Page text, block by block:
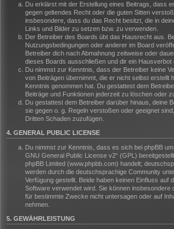
Du erklärst mit der Erstellung eines Beitrags, dass
gegen geltendes Recht oder die guten Sitten
insbesondere, dass du das Recht besitzt, die in
Links und Bilder zu setzen bzw. zu verwenden.
Der Betreiber des Boards übt das Hausrecht aus.
Nutzungsbedingungen oder anderer im Board
Betreiber dich nach Abmahnung zeitweise oder
dieses Boards ausschließen und dir ein Hausverbot
Du nimmst zur Kenntnis, dass der Betreiber keine
von Beiträgen übernimmt, die er nicht selbst erstellt
Kenntnis genommen hat. Du gestattest dem
Beiträge und Funktionen jederzeit zu löschen oder
Du gestattest dem Betreiber darüber hinaus, deine
sie gegen o. g. Regeln verstoßen oder geeignet
Dritten Schaden zuzufügen.
4. GENERAL PUBLIC LICENSE
Du nimmst zur Kenntnis, dass es sich bei phpBB um
GNU General Public License v2“ (GPL)
phpBB Limited (www.phpbb.com) handelt;
werden durch die deutschsprachige Community
Verfügung gestellt. Beide haben keinen Einfluss auf
Software verwendet wird. Sie können insbesondere
für bestimmte Zwecke nicht untersagen oder auf
nehmen.
5. GEWÄHRLEISTUNG